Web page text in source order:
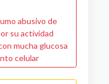
abusivo de
su actividad
mucha glucosa
celular